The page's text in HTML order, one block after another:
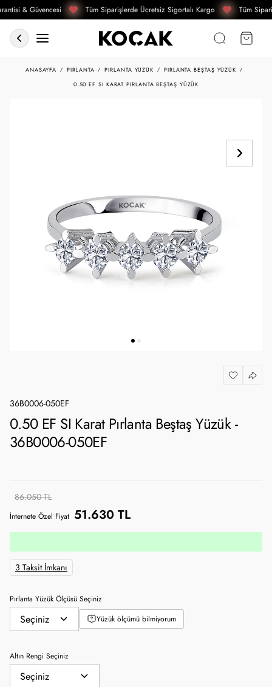
& Güvencesi Tüm Siparişlerde Ücretsiz Sigortalı Kargo Tüm
ANASAYFA PIRLANTA PIRLANTA YÜZÜK
PIRLANTA BEŞTAŞ YÜZÜK
0.50 EF SI KARAT PIRLANTA BEŞTAŞ YÜZÜK
36B0006-050EF
0.50 EF SI Karat Pırlanta Beştaş Yüzük -
36B0006-050EF
86.050 TL
İnternete Özel Fiyat 51.630 TL
3 Taksit İmkanı
Pırlanta Yüzük Ölçüsü Seçiniz
Yüzük ölçümü bilmiyorum
Altın Rengi Seçiniz